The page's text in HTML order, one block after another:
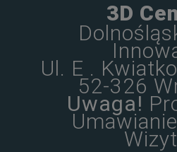
3D
Ul. E .
52-326
Uwaga!